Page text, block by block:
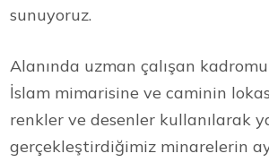
sunuyoruz.
Alanında uzman çalışan
İslam mimarisine ve caminin
renkler ve desenler kullanılarak
gerçekleştirdiğimiz minarelerin